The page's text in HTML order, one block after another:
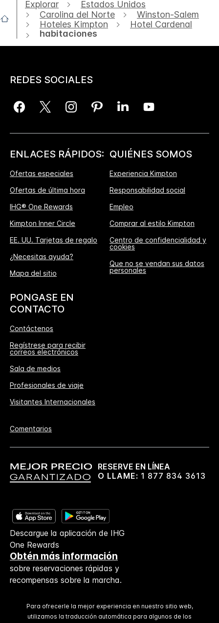
Explorar
Estados Unidos
Carolina del Norte
Winston-Salem
Hoteles Kimpton
Hotel Cardenal
habitaciones
REDES SOCIALES
ENLACES RÁPIDOS:
Ofertas especiales
Ofertas de última hora
IHG® One Rewards
Kimpton Inner Circle
EE. UU. Tarjetas de regalo
¿Necesitas ayuda?
Mapa del sitio
QUIÉNES SOMOS
Experiencia Kimpton
Responsabilidad social
Empleo
Comprar al estilo Kimpton
Centro de confidencialidad y
cookies
Que no se vendan sus datos
personales
PONGASE EN
CONTACTO
Contáctenos
Regístrese para recibir
correos electrónicos
Sala de medios
Profesionales de viaje
Visitantes Internacionales
Comentarios
RESERVE EN LÍNEA
O LLAME: 1 877 834 3613
Descargue la aplicación de IHG
One Rewards
Obtén más información
sobre reservaciones rápidas y
recompensas sobre la marcha.
Para ofrecerle la mejor experiencia en nuestro sitio web,
utilizamos la traducción automática para algunos de los